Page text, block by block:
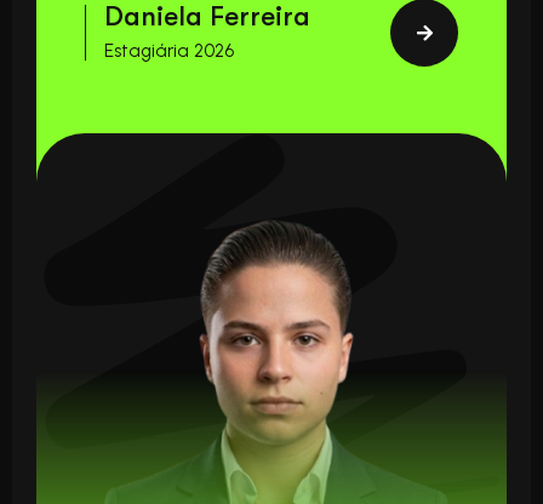
Daniela Ferreira
Estagiária 2026